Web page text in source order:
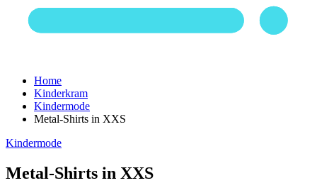
Home
Kinderkram
Kindermode
Metal-Shirts in XXS
Kindermode
Metal-Shirts in XXS